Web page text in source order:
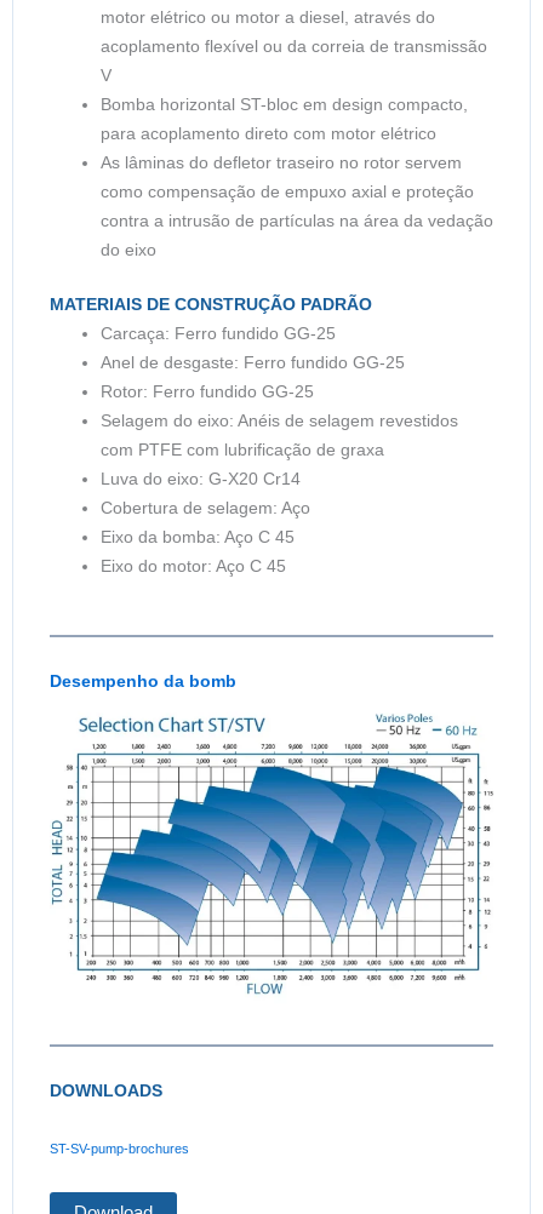
motor elétrico ou motor a diesel, através do
acoplamento flexível ou da correia de transmissão
V
Bomba horizontal ST-bloc em design compacto,
para acoplamento direto com motor elétrico
As lâminas do defletor traseiro no rotor servem
como compensação de empuxo axial e proteção
contra a intrusão de partículas na área da vedação
do eixo
MATERIAIS DE CONSTRUÇÃO PADRÃO
Carcaça: Ferro fundido GG-25
Anel de desgaste: Ferro fundido GG-25
Rotor: Ferro fundido GG-25
Selagem do eixo: Anéis de selagem revestidos
com PTFE com lubrificação de graxa
Luva do eixo: G-X20 Cr14
Cobertura de selagem: Aço
Eixo da bomba: Aço C 45
Eixo do motor: Aço C 45
Desempenho da bomb
DOWNLOADS
ST-SV-pump-brochures